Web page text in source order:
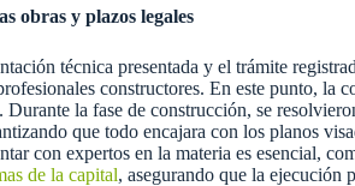
obras y plazos legales
técnica presentada y el trámite
constructores. En este punto, la
Durante la fase de construcción, se
que todo encajara con los planos
con expertos en la materia es esencial,
de la capital, asegurando que la ejecución